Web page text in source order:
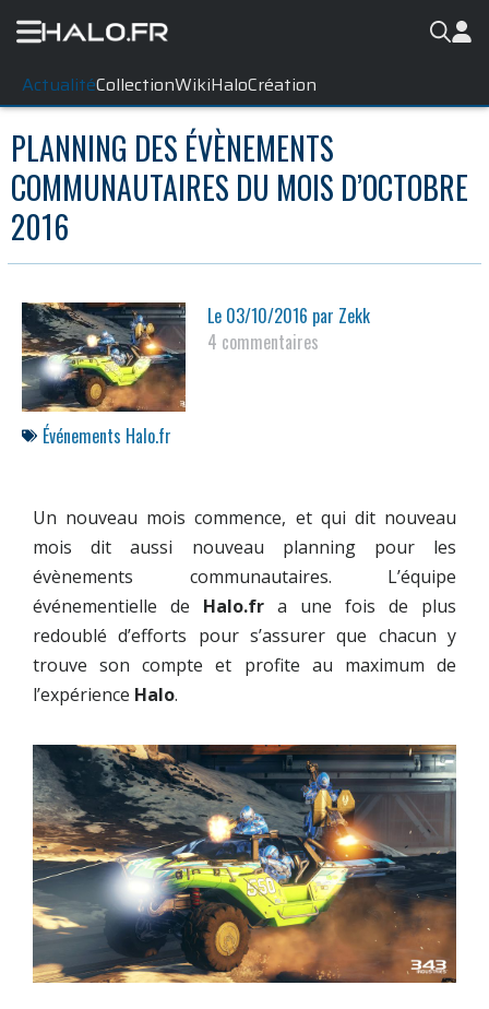
ActualitéCollectionWikiHaloCréation
PLANNING DES ÉVÈNEMENTS
COMMUNAUTAIRES DU MOIS D’OCTOBRE
2016
Le 03/10/2016 par Zekk
4 commentaires
Événements Halo.fr
Un nouveau mois commence, et qui dit nouveau
mois dit aussi nouveau planning pour les
évènements communautaires. L’équipe
événementielle de Halo.fr a une fois de plus
redoublé d’efforts pour s’assurer que chacun y
trouve son compte et profite au maximum de
l’expérience Halo.